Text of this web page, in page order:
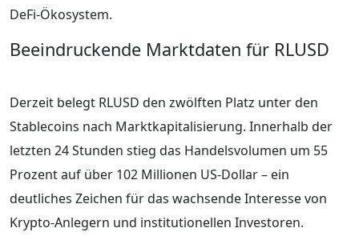
DeFi-Ökosystem.
Beeindruckende Marktdaten für RLUSD
Derzeit belegt RLUSD den zwölften Platz unter den
Stablecoins nach Marktkapitalisierung. Innerhalb der
letzten 24 Stunden stieg das Handelsvolumen um 55
Prozent auf über 102 Millionen US-Dollar – ein
deutliches Zeichen für das wachsende Interesse von
Krypto-Anlegern und institutionellen Investoren.